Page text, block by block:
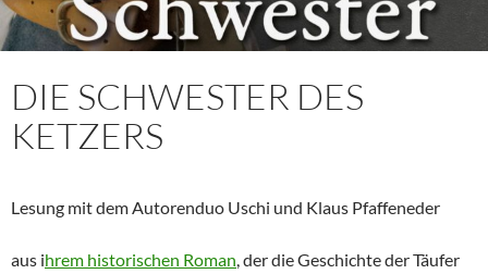
DIE SCHWESTER DES
KETZERS
Lesung mit dem Autorenduo Uschi und Klaus Pfaffeneder
aus ihrem historischen Roman, der die Geschichte der Täufer